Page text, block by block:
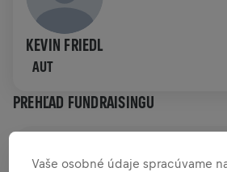
KEVIN FRIEDL
AUT
PREHĽAD FUNDRAISINGU
Vaše osobné údaje spracúvame